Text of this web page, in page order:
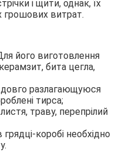
і щити, однак, їх
грошових витрат.
його виготовлення
бита цегла,
разлагающуюся
тирса;
траву, перепрілий
коробі необхідно